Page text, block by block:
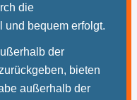
die
und bequem erfolgt.
der
bieten
außerhalb der